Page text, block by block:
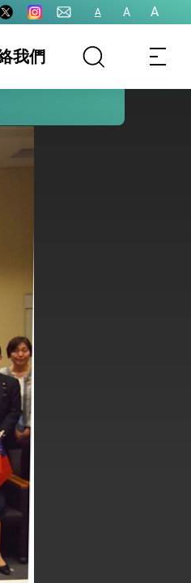
A A A
護照
生活資訊
我們